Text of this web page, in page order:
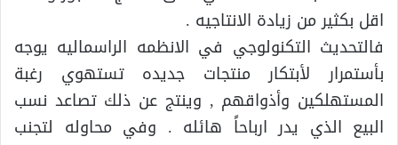
اقل بكثير من زيادة الانتاجيه .
فالتحديث التكنولوجي في الانظمه الراسماليه يوجه
بأستمرار لأبتكار منتجات جديده تستهوي رغبة
المستهلكين وأذواقهم , وينتج عن ذلك تصاعد نسب
البيع الذي يدر ارباحاً هائله . وفي محاوله لتجنب